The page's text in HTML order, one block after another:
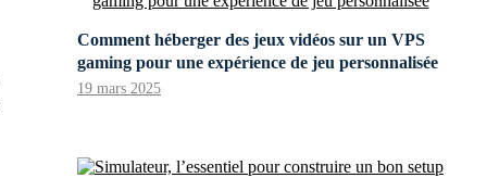
Comment héberger des jeux vidéos sur un VPS
gaming pour une expérience de jeu personnalisée
19 mars 2025